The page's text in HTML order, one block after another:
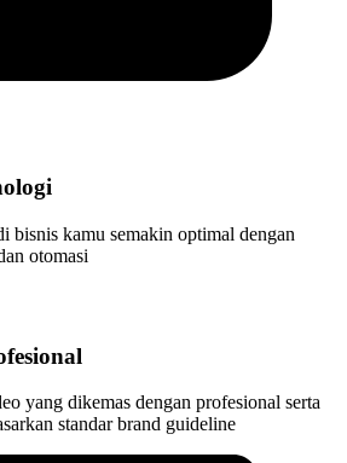
bisnis kamu semakin optimal dengan
otomasi
yang dikemas dengan profesional serta
standar brand guideline